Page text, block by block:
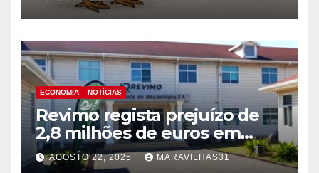
ECONOMIA NOTÍCIAS
Revimo regista prejuízo de
2,8 milhões de euros em
2024 devido à crise pós-
eleitoral!
AGOSTO 22, 2025 MARAVILHAS31